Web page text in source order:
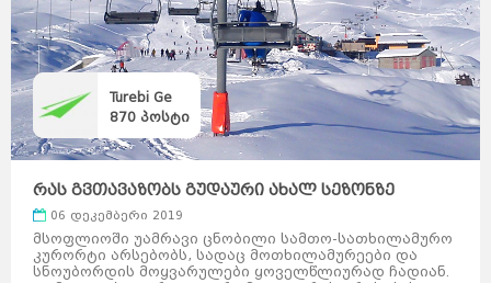
Turebi Ge
870 პოსტი
რას გვთავაზობს გუდაური ახალ სეზონზე
06 დეკემბერი 2019
მსოფლიოში უამრავი ცნობილი სამთო-სათხილამურო
კურორტი არსებობს, სადაც მოთხილამურეები და
სნოუბორდის მოყვარულები ყოველწლიურად ჩადიან.